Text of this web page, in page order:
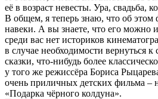
её в возраст невесты. Ура, свадьба,
В общем, я теперь знаю, что об
навеки. А вы знаете, что его можно
среди вас нет историков
в случае необходимости вернуться
сказки, что-нибудь более
у того же режиссёра Бориса
очень приличных детских фильма –
«Подарка чёрного колдуна».